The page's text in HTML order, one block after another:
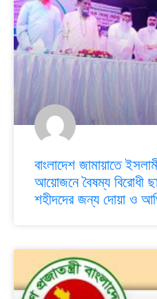
বাংলাদেশ জামায়াতে
আয়োজনে বৈষম্য বিরোধী
শহীদদের জন্য দোয়া ও